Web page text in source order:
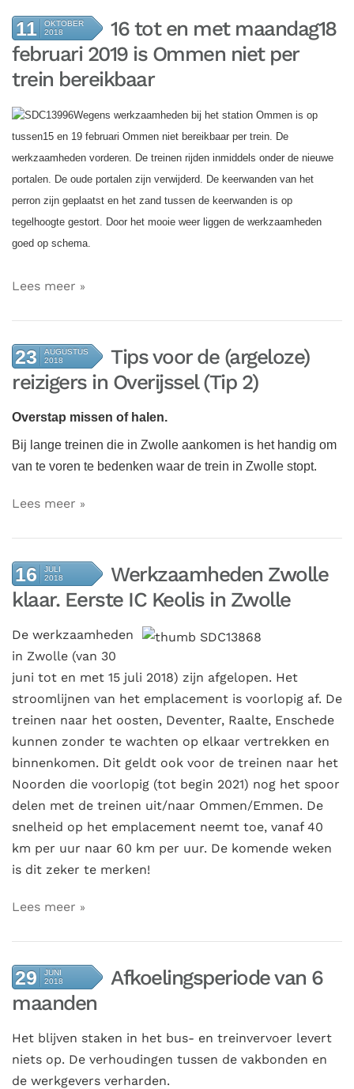
11
OKTOBER
2018
16 tot en met maandag18
februari 2019 is Ommen niet per
trein bereikbaar
Wegens werkzaamheden bij het station Ommen is op
tussen15 en 19 februari Ommen niet bereikbaar per trein. De
werkzaamheden vorderen. De treinen rijden inmiddels onder de nieuwe
portalen. De oude portalen zijn verwijderd. De keerwanden van het
perron zijn geplaatst en het zand tussen de keerwanden is op
tegelhoogte gestort. Door het mooie weer liggen de werkzaamheden
goed op schema.
Lees meer
23
AUGUSTUS
2018
Tips voor de (argeloze)
reizigers in Overijssel (Tip 2)
Overstap missen of halen.
Bij lange treinen die in Zwolle aankomen is het handig om
van te voren te bedenken waar de trein in Zwolle stopt.
Lees meer
16
JULI
2018
Werkzaamheden Zwolle
klaar. Eerste IC Keolis in Zwolle
De werkzaamheden
in Zwolle (van 30
juni tot en met 15 juli 2018) zijn afgelopen. Het
stroomlijnen van het emplacement is voorlopig af. De
treinen naar het oosten, Deventer, Raalte, Enschede
kunnen zonder te wachten op elkaar vertrekken en
binnenkomen. Dit geldt ook voor de treinen naar het
Noorden die voorlopig (tot begin 2021) nog het spoor
delen met de treinen uit/naar Ommen/Emmen. De
snelheid op het emplacement neemt toe, vanaf 40
km per uur naar 60 km per uur. De komende weken
is dit zeker te merken!
Lees meer
29
JUNI
2018
Afkoelingsperiode van 6
maanden
Het blijven staken in het bus- en treinvervoer levert
niets op. De verhoudingen tussen de vakbonden en
de werkgevers verharden.